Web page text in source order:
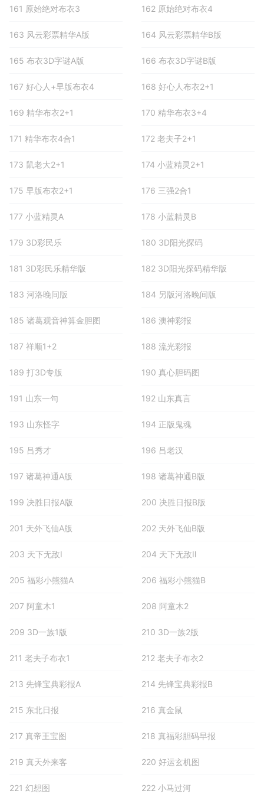
161 原始绝对布衣3 162 原始绝对布衣4
163 风云彩票精华A版 164 风云彩票精华B版
165 布衣3D字谜A版 166 布衣3D字谜B版
167 好心人+早版布衣4 168 好心人布衣2+1
169 精华布衣2+1 170 精华布衣3+4
171 精华布衣4合1 172 老夫子2+1
173 鼠老大2+1 174 小蓝精灵2+1
175 早版布衣2+1 176 三强2合1
177 小蓝精灵A 178 小蓝精灵B
179 3D彩民乐 180 3D阳光探码
181 3D彩民乐精华版 182 3D阳光探码精华版
183 河洛晚间版 184 另版河洛晚间版
185 诸葛观音神算金胆图 186 澳神彩报
187 祥顺1+2 188 流光彩报
189 打3D专版 190 真心胆码图
191 山东一句 192 山东真言
193 山东怪字 194 正版鬼魂
195 吕秀才 196 吕老汉
197 诸葛神通A版 198 诸葛神通B版
199 决胜日报A版 200 决胜日报B版
201 天外飞仙A版 202 天外飞仙B版
203 天下无敌Ⅰ 204 天下无敌Ⅱ
205 福彩小熊猫A 206 福彩小熊猫B
207 阿童木1 208 阿童木2
209 3D一族1版 210 3D一族2版
211 老夫子布衣1 212 老夫子布衣2
213 先锋宝典彩报A 214 先锋宝典彩报B
215 东北日报 216 真金鼠
217 真帝王宝图 218 真福彩胆码早报
219 真天外来客 220 好运玄机图
221 幻想图 222 小马过河